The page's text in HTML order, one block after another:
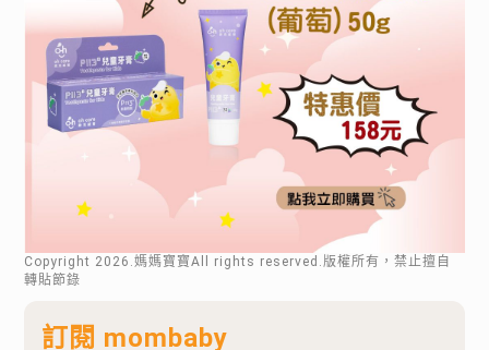
Copyright 2026 .媽媽寶寶All rights reserved.版權所有，禁止擅自
轉貼節錄
訂閱 mombaby